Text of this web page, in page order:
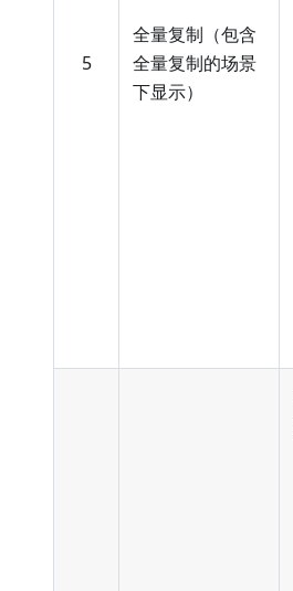
5
全量复制（包含
全量复制的场景
下显示）